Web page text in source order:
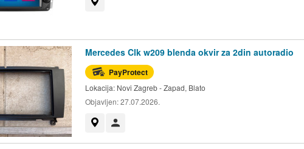
Mercedes Clk w209 blenda okvir za 2din autoradio
PayProtect
Lokacija: Novi Zagreb - Zapad, Blato
Objavljen:27.07.2026.